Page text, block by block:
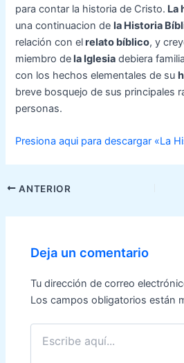
para contar la historia de Cristo. La
una continuacion dela Historia
relación con elrelato bíblico, y
miembro dela Iglesia debiera
con los hechos elementales de su
breve bosquejo de sus principales
personas.
Presiona aqui para descargar «La
Navegación
entradas
ANTERIOR
Deja un comentario
Tu dirección de correo
Los campos obligatorios están
Escribe
aquí...